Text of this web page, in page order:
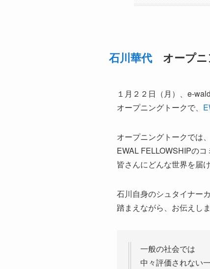
石川華代 オープニ
１月２２日（月）、e-
オープニングトークで、
オープニングトークでは、
EWAL FELLOWSHIPのコ
皆さんにどんな世界を届け
石川自身のシュタイナー
踏まえながら、お伝えしま
一般の社会では
中々評価されない